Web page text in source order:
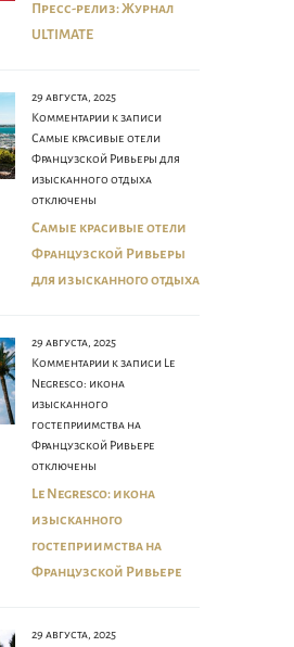
Пресс-релиз: Журнал
ULTIMATE
29 августа, 2025
Комментарии к записи
Самые красивые отели
Французской Ривьеры для
изысканного отдыха
отключены
Самые красивые отели
Французской Ривьеры
для изысканного отдыха
29 августа, 2025
Комментарии к записи Le
Negresco: икона
изысканного
гостеприимства на
Французской Ривьере
отключены
Le Negresco: икона
изысканного
гостеприимства на
Французской Ривьере
29 августа, 2025